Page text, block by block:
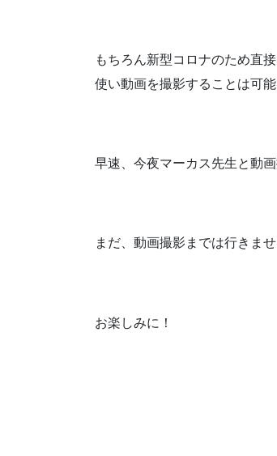
もちろん新型コロナのため直
使い動画を撮影することは可能
早速、今夜マーカス先生と動
まだ、動画撮影までは行きま
お楽しみに！